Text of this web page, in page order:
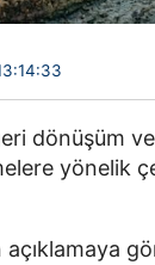
dönüşüm
yönelik
açıklamaya